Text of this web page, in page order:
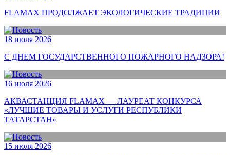
FLAMAX ПРОДОЛЖАЕТ ЭКОЛОГИЧЕСКИЕ ТРАДИЦИИ
18 июля 2026
С ДНЕМ ГОСУДАРСТВЕННОГО ПОЖАРНОГО НАДЗОРА!
16 июля 2026
АКВАСТАНЦИЯ FLAMAX — ЛАУРЕАТ КОНКУРСА
«ЛУЧШИЕ ТОВАРЫ И УСЛУГИ РЕСПУБЛИКИ
ТАТАРСТАН»
15 июля 2026